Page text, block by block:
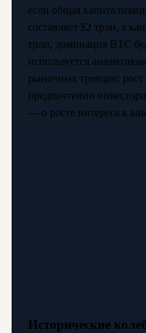
если общая
составляет $2 трлн, а
трлн, доминация BTC
используется
рыночных трендов:
предпочтении
— о росте интереса к
Исторические